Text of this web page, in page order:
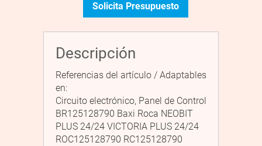
Solicita Presupuesto
Descripción
Referencias del artículo / Adaptables
en:
Circuito electrónico, Panel de Control
BR125128790 Baxi Roca NEOBIT
PLUS 24/24 VICTORIA PLUS 24/24
ROC125128790 RC125128790